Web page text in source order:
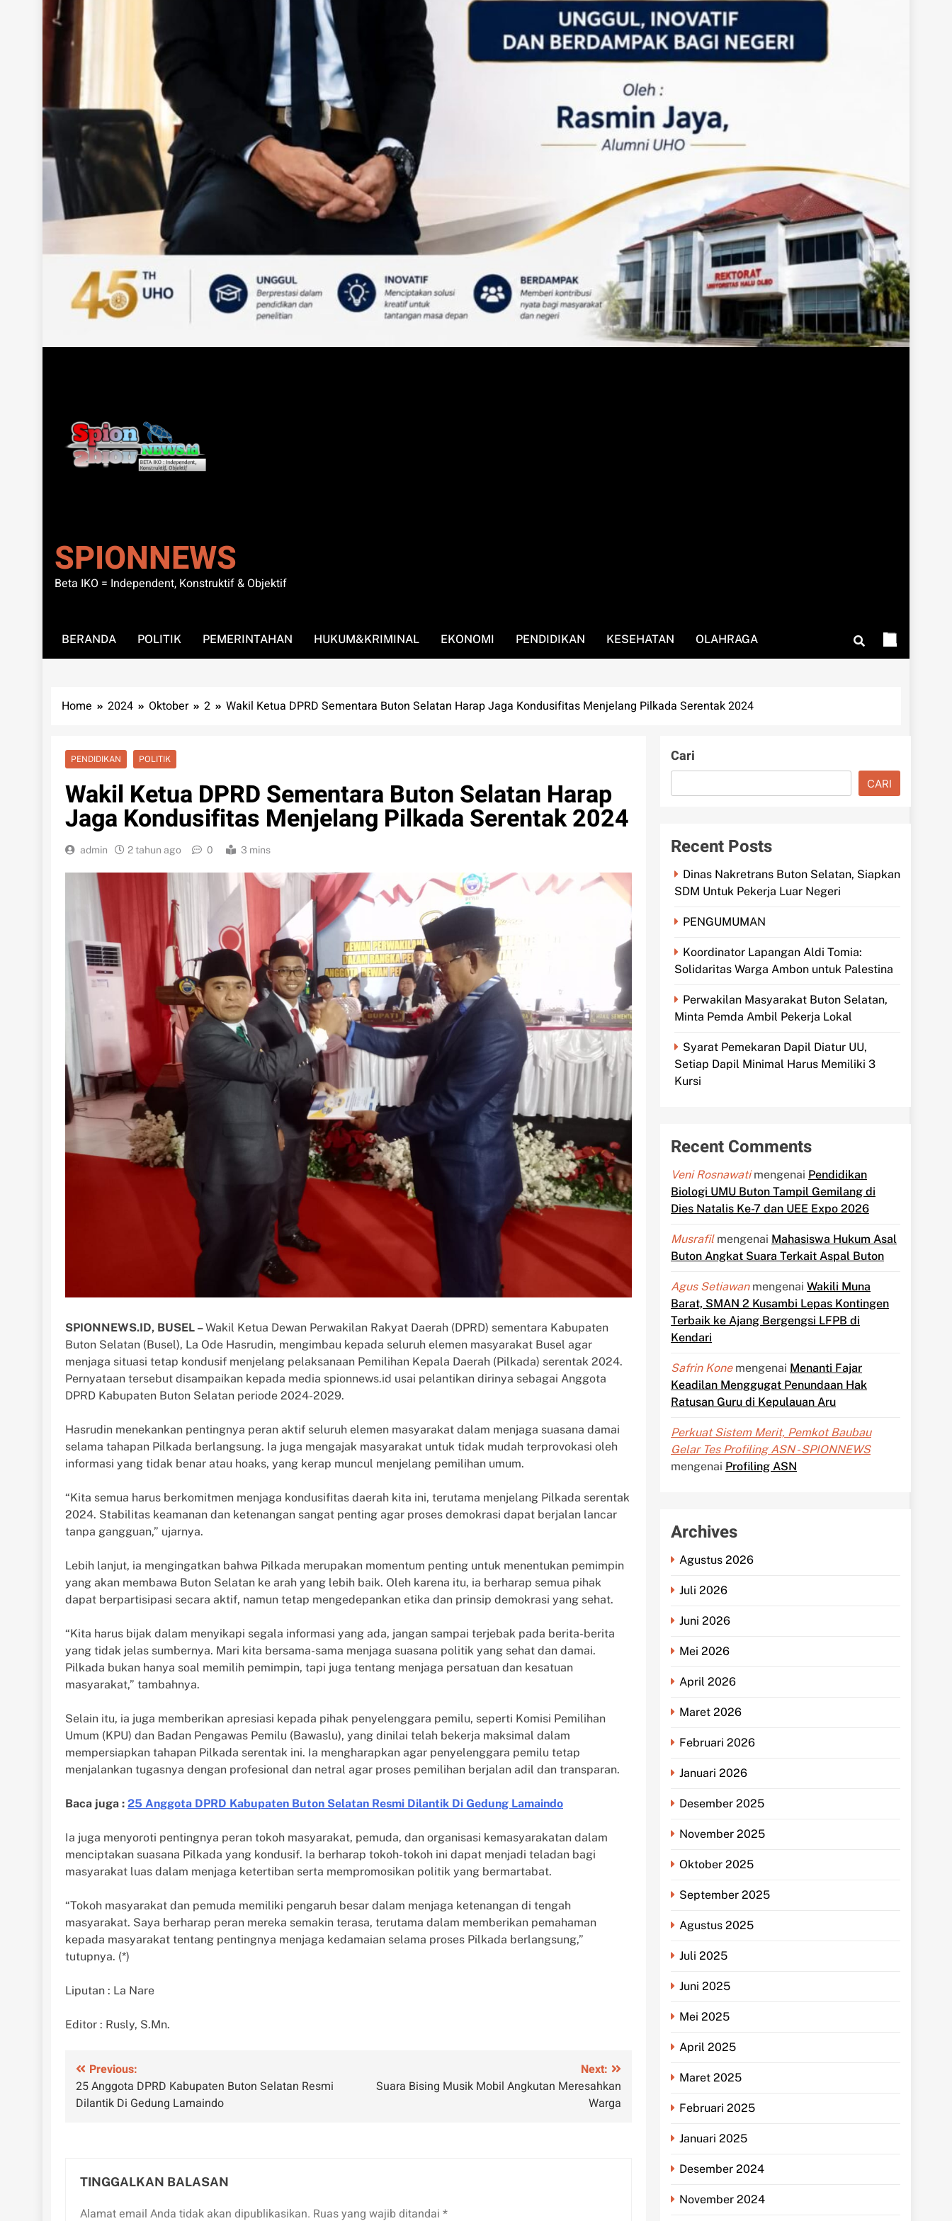
SPIONNEWS
Beta IKO = Independent, Konstruktif & Objektif
BERANDA POLITIK PEMERINTAHAN HUKUM&KRIMINAL EKONOMI PENDIDIKAN KESEHATAN OLAHRAGA
Home 2024 Oktober 2 Wakil Ketua DPRD Sementara Buton Selatan Harap Jaga Kondusifitas Menjelang Pilkada Serentak 2024
PENDIDIKAN POLITIK
Wakil Ketua DPRD Sementara Buton Selatan Harap
Jaga Kondusifitas Menjelang Pilkada Serentak 2024
admin 2 tahun ago 0 3 mins
SPIONNEWS.ID, BUSEL –Wakil Ketua Dewan Perwakilan Rakyat Daerah (DPRD) sementara Kabupaten
Buton Selatan (Busel), La Ode Hasrudin, mengimbau kepada seluruh elemen masyarakat Busel agar
menjaga situasi tetap kondusif menjelang pelaksanaan Pemilihan Kepala Daerah (Pilkada) serentak 2024.
Pernyataan tersebut disampaikan kepada media spionnews.id usai pelantikan dirinya sebagai Anggota
DPRD Kabupaten Buton Selatan periode 2024-2029.
Hasrudin menekankan pentingnya peran aktif seluruh elemen masyarakat dalam menjaga suasana damai
selama tahapan Pilkada berlangsung. Ia juga mengajak masyarakat untuk tidak mudah terprovokasi oleh
informasi yang tidak benar atau hoaks, yang kerap muncul menjelang pemilihan umum.
“Kita semua harus berkomitmen menjaga kondusifitas daerah kita ini, terutama menjelang Pilkada serentak
2024. Stabilitas keamanan dan ketenangan sangat penting agar proses demokrasi dapat berjalan lancar
tanpa gangguan,” ujarnya.
Lebih lanjut, ia mengingatkan bahwa Pilkada merupakan momentum penting untuk menentukan pemimpin
yang akan membawa Buton Selatan ke arah yang lebih baik. Oleh karena itu, ia berharap semua pihak
dapat berpartisipasi secara aktif, namun tetap mengedepankan etika dan prinsip demokrasi yang sehat.
“Kita harus bijak dalam menyikapi segala informasi yang ada, jangan sampai terjebak pada berita-berita
yang tidak jelas sumbernya. Mari kita bersama-sama menjaga suasana politik yang sehat dan damai.
Pilkada bukan hanya soal memilih pemimpin, tapi juga tentang menjaga persatuan dan kesatuan
masyarakat,” tambahnya.
Selain itu, ia juga memberikan apresiasi kepada pihak penyelenggara pemilu, seperti Komisi Pemilihan
Umum (KPU) dan Badan Pengawas Pemilu (Bawaslu), yang dinilai telah bekerja maksimal dalam
mempersiapkan tahapan Pilkada serentak ini. Ia mengharapkan agar penyelenggara pemilu tetap
menjalankan tugasnya dengan profesional dan netral agar proses pemilihan berjalan adil dan transparan.
Baca juga : 25 Anggota DPRD Kabupaten Buton Selatan Resmi Dilantik Di Gedung Lamaindo
Ia juga menyoroti pentingnya peran tokoh masyarakat, pemuda, dan organisasi kemasyarakatan dalam
menciptakan suasana Pilkada yang kondusif. Ia berharap tokoh-tokoh ini dapat menjadi teladan bagi
masyarakat luas dalam menjaga ketertiban serta mempromosikan politik yang bermartabat.
“Tokoh masyarakat dan pemuda memiliki pengaruh besar dalam menjaga ketenangan di tengah
masyarakat. Saya berharap peran mereka semakin terasa, terutama dalam memberikan pemahaman
kepada masyarakat tentang pentingnya menjaga kedamaian selama proses Pilkada berlangsung,”
tutupnya. (*)
Liputan : La Nare
Editor : Rusly, S.Mn.
Navigasi
pos
Previous:
25 Anggota DPRD Kabupaten Buton Selatan Resmi
Dilantik Di Gedung Lamaindo
Next:
Suara Bising Musik Mobil Angkutan Meresahkan
Warga
TINGGALKAN BALASAN
Alamat email Anda tidak akan dipublikasikan. Ruas yang wajib ditandai *
Cari
CARI
Recent Posts
Dinas Nakretrans Buton Selatan, Siapkan
SDM Untuk Pekerja Luar Negeri
PENGUMUMAN
Koordinator Lapangan Aldi Tomia:
Solidaritas Warga Ambon untuk Palestina
Perwakilan Masyarakat Buton Selatan,
Minta Pemda Ambil Pekerja Lokal
Syarat Pemekaran Dapil Diatur UU,
Setiap Dapil Minimal Harus Memiliki 3
Kursi
Recent Comments
Veni Rosnawatimengenai Pendidikan
Biologi UMU Buton Tampil Gemilang di
Dies Natalis Ke-7 dan UEE Expo 2026
Musrafilmengenai Mahasiswa Hukum Asal
Buton Angkat Suara Terkait Aspal Buton
Agus Setiawanmengenai Wakili Muna
Barat, SMAN 2 Kusambi Lepas Kontingen
Terbaik ke Ajang Bergengsi LFPB di
Kendari
Safrin Konemengenai Menanti Fajar
Keadilan Menggugat Penundaan Hak
Ratusan Guru di Kepulauan Aru
Perkuat Sistem Merit, Pemkot Baubau
Gelar Tes Profiling ASN - SPIONNEWS
mengenai Profiling ASN
Archives
Agustus 2026
Juli 2026
Juni 2026
Mei 2026
April 2026
Maret 2026
Februari 2026
Januari 2026
Desember 2025
November 2025
Oktober 2025
September 2025
Agustus 2025
Juli 2025
Juni 2025
Mei 2025
April 2025
Maret 2025
Februari 2025
Januari 2025
Desember 2024
November 2024